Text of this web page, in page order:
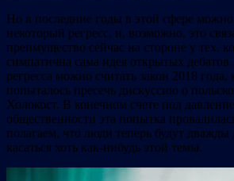
Но в последние годы в этой сфере
некоторый регресс, и, возможно, это
преимущество сейчас на стороне у тех,
симпатична сама идея открытых
регресса можно считать закон 2018 года,
попыталось пресечь дискуссию о
Холокост. В конечном счете под
общественности эта попытка
полагаем, что люди теперь будут
касаться хоть как-нибудь этой темы.